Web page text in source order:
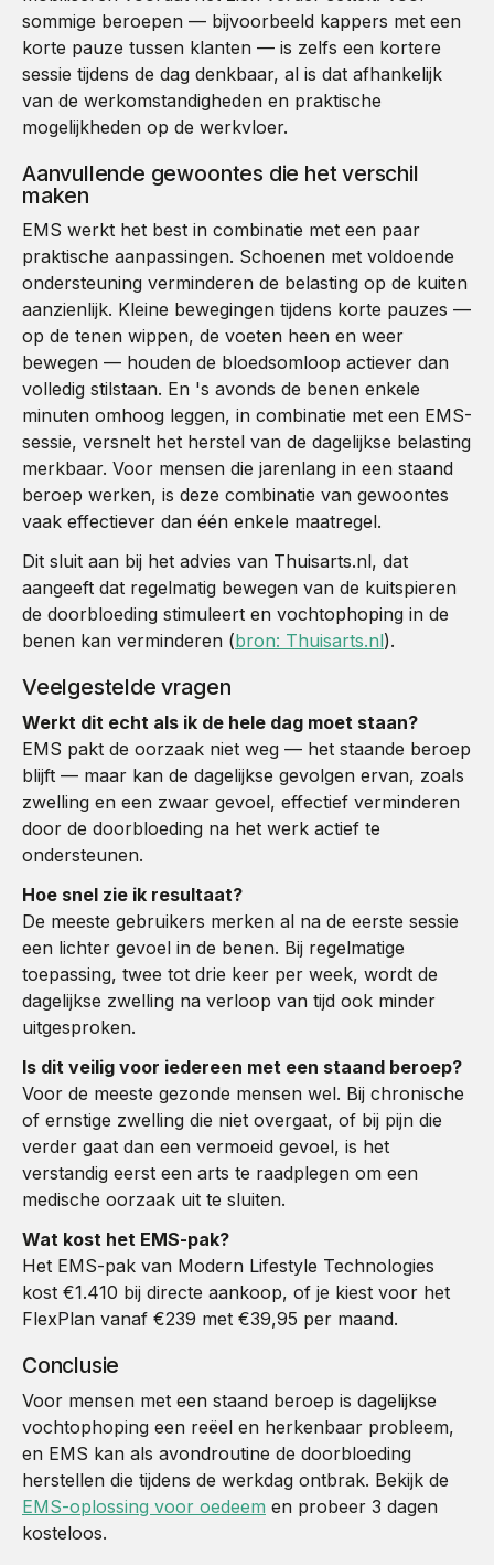
sommige beroepen — bijvoorbeeld kappers met een
korte pauze tussen klanten — is zelfs een kortere
sessie tijdens de dag denkbaar, al is dat afhankelijk
van de werkomstandigheden en praktische
mogelijkheden op de werkvloer.
Aanvullende gewoontes die het verschil
maken
EMS werkt het best in combinatie met een paar
praktische aanpassingen. Schoenen met voldoende
ondersteuning verminderen de belasting op de kuiten
aanzienlijk. Kleine bewegingen tijdens korte pauzes —
op de tenen wippen, de voeten heen en weer
bewegen — houden de bloedsomloop actiever dan
volledig stilstaan. En 's avonds de benen enkele
minuten omhoog leggen, in combinatie met een EMS-
sessie, versnelt het herstel van de dagelijkse belasting
merkbaar. Voor mensen die jarenlang in een staand
beroep werken, is deze combinatie van gewoontes
vaak effectiever dan één enkele maatregel.
Dit sluit aan bij het advies van Thuisarts.nl, dat
aangeeft dat regelmatig bewegen van de kuitspieren
de doorbloeding stimuleert en vochtophoping in de
benen kan verminderen (bron: Thuisarts.nl).
Veelgestelde vragen
Werkt dit echt als ik de hele dag moet staan?
EMS pakt de oorzaak niet weg — het staande beroep
blijft — maar kan de dagelijkse gevolgen ervan, zoals
zwelling en een zwaar gevoel, effectief verminderen
door de doorbloeding na het werk actief te
ondersteunen.
Hoe snel zie ik resultaat?
De meeste gebruikers merken al na de eerste sessie
een lichter gevoel in de benen. Bij regelmatige
toepassing, twee tot drie keer per week, wordt de
dagelijkse zwelling na verloop van tijd ook minder
uitgesproken.
Is dit veilig voor iedereen met een staand beroep?
Voor de meeste gezonde mensen wel. Bij chronische
of ernstige zwelling die niet overgaat, of bij pijn die
verder gaat dan een vermoeid gevoel, is het
verstandig eerst een arts te raadplegen om een
medische oorzaak uit te sluiten.
Wat kost het EMS-pak?
Het EMS-pak van Modern Lifestyle Technologies
kost €1.410 bij directe aankoop, of je kiest voor het
FlexPlan vanaf €239 met €39,95 per maand.
Conclusie
Voor mensen met een staand beroep is dagelijkse
vochtophoping een reëel en herkenbaar probleem,
en EMS kan als avondroutine de doorbloeding
herstellen die tijdens de werkdag ontbrak. Bekijk de
EMS-oplossing voor oedeem en probeer 3 dagen
kosteloos.